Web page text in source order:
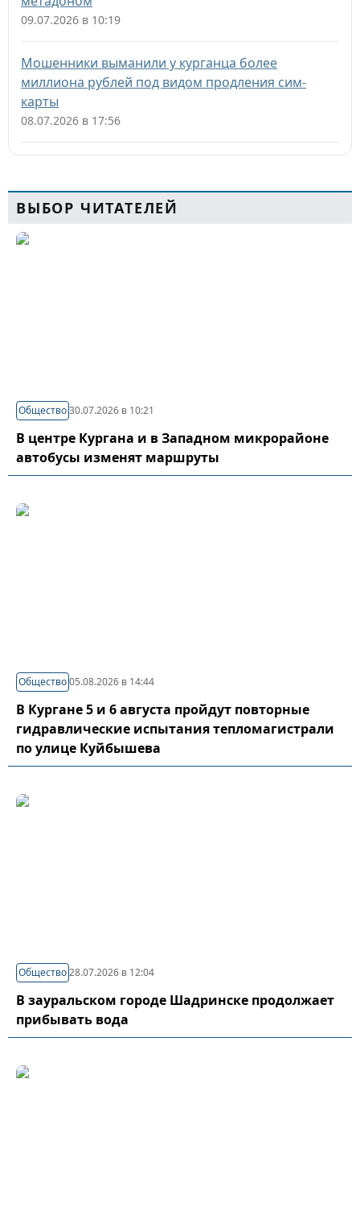
09.07.2026 в 10:19
Мошенники выманили у курганца более
миллиона рублей под видом продления сим-
карты
08.07.2026 в 17:56
ВЫБОР ЧИТАТЕЛЕЙ
Общество30.07.2026 в 10:21
В центре Кургана и в Западном микрорайоне
автобусы изменят маршруты
Общество05.08.2026 в 14:44
В Кургане 5 и 6 августа пройдут повторные
гидравлические испытания тепломагистрали
по улице Куйбышева
Общество28.07.2026 в 12:04
В зауральском городе Шадринске продолжает
прибывать вода